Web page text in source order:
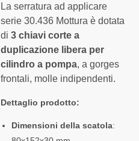
La serratura ad applicare
serie 30.436 Mottura è dotata
di 3 chiavi corte a
duplicazione libera per
cilindro a pompa, a gorges
frontali, molle indipendenti.
Dettaglio prodotto:
Dimensioni della scatola: